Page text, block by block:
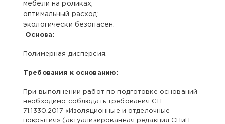
мебели на роликах;
оптимальный расход;
экологически безопасен.
Основа:
Полимерная дисперсия.
Требования к основанию:
При выполнении работ по подготовке оснований
необходимо соблюдать требования СП
71.1330.2017 «Изоляционные и отделочные
покрытия» (актуализированная редакция СНиП